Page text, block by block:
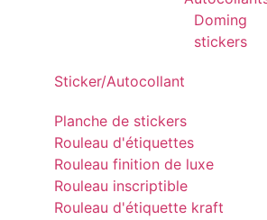
Sticker/Autocollant
Planche de stickers
Rouleau d'étiquettes
Rouleau finition de luxe
Rouleau inscriptible
Rouleau d'étiquette kraft